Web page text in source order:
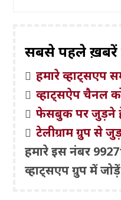
सबसे पहले ख़बरें
हमारे व्हाट्सएप
व्हाट्सऐप चैनल
फेसबुक पर जुड़ने
टेलीग्राम ग्रुप से
हमारे इस नंबर
व्हाट्सएप ग्रुप में जोड़ें